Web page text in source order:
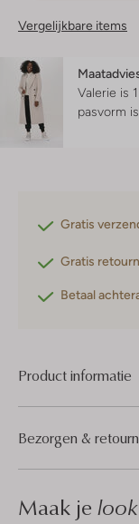
Vergelijkbare items
Valerie is
pasvorm is
Gratis
Gratis
Betaal
Product informatie
Bezorgen &
Maak je